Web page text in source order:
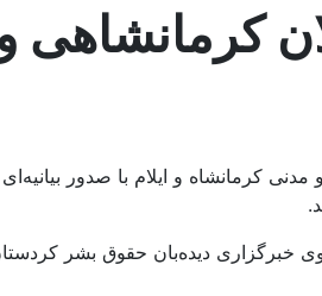
100 تن از فعالان
از 100 تن از فعالان ادبی، فرهنگی و مدنی
خبرگزاری‌ ديده‌بان حقوق بشر